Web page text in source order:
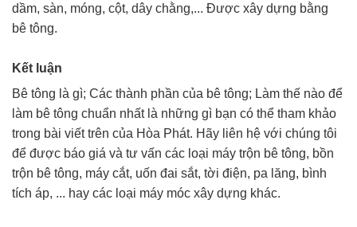
dầm, sàn, móng, cột, dây chằng,... Được xây dựng bằng
bê tông.
Kết luận
Bê tông là gì; Các thành phần của bê tông; Làm thế nào để
làm bê tông chuẩn nhất là những gì bạn có thể tham khảo
trong bài viết trên của Hòa Phát. Hãy liên hệ với chúng tôi
để được báo giá và tư vấn các loại máy trộn bê tông, bồn
trộn bê tông, máy cắt, uốn đai sắt, tời điện, pa lăng, bình
tích áp, ... hay các loại máy móc xây dựng khác.